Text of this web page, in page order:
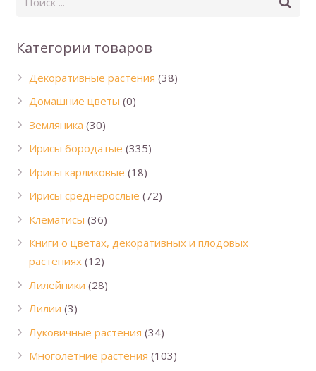
Категории товаров
Декоративные растения (38)
Домашние цветы (0)
Земляника (30)
Ирисы бородатые (335)
Ирисы карликовые (18)
Ирисы среднерослые (72)
Клематисы (36)
Книги о цветах, декоративных и плодовых
растениях (12)
Лилейники (28)
Лилии (3)
Луковичные растения (34)
Многолетние растения (103)